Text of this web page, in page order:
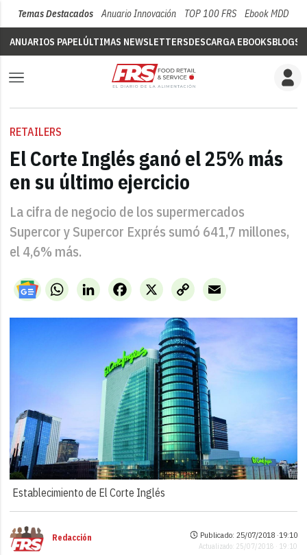
Temas Destacados Anuario Innovación TOP 100 FRS Ebook MDD
ANUARIOS PAPELÚLTIMAS NEWSLETTERSDESCARGA EBOOKSBLOGS
RETAILERS
El Corte Inglés ganó el 25% más
en su último ejercicio
La cifra de negocio de los supermercados
Supercor y Supercor Exprés sumó 641,7 millones,
el 4,6% más.
WhatsAppLinkedIn X
Facebook
Copy
Link
Email
Establecimiento de El Corte Inglés
Redacción Publicado: 25/07/2018 ·19:10
Actualizado: 25/07/2018 · 19:10